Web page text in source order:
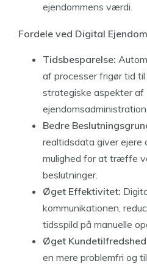
ejendommens værdi.
Fordele ved Digital
Tidsbesparelse:
af processer frigør tid
strategiske aspekter af
Bedre
realtidsdata giver ejere
mulighed for at træffe
beslutninger.
Øget Effektivitet:
kommunikationen,
tidsspild på manuelle
Øget
en mere problemfri og